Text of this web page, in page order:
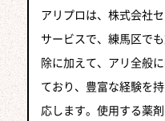
アリプロは、株式会社
サービスで、練馬区で
除に加えて、アリ全般
ており、豊富な経験を
応します。使用する薬